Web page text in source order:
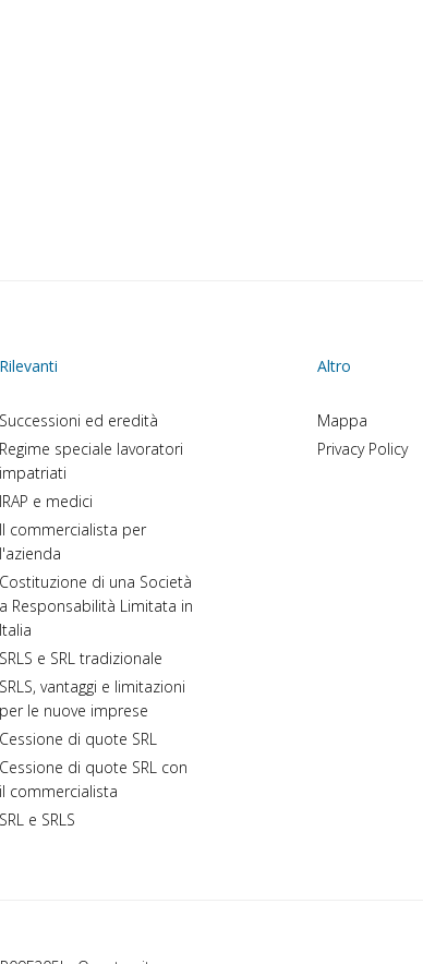
Rilevanti
Successioni ed eredità
Regime speciale lavoratori
impatriati
IRAP e medici
Il commercialista per
l'azienda
Costituzione di una Società
a Responsabilità Limitata in
Italia
SRLS e SRL tradizionale
SRLS, vantaggi e limitazioni
per le nuove imprese
Cessione di quote SRL
Cessione di quote SRL con
il commercialista
SRL e SRLS
Altro
Mappa
Privacy Policy